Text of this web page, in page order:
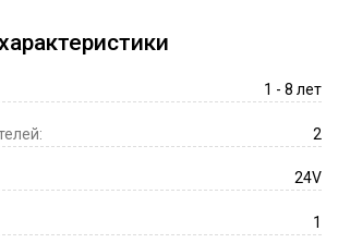
1 - 8 лет
2
24V
1